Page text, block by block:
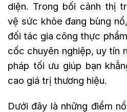
diện. Trong bối cảnh thị
vệ sức khỏe đang bùng
đối tác gia công thực
cốc chuyên nghiệp, uy tín
pháp tối ưu giúp bạn
cao giá trị thương hiệu.
Dưới đây là những điểm